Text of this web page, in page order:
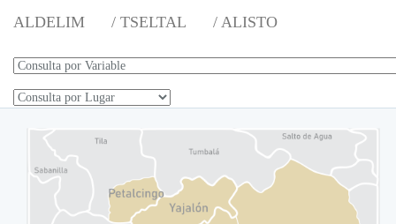
ALDELIM / TSELTAL / ALISTO